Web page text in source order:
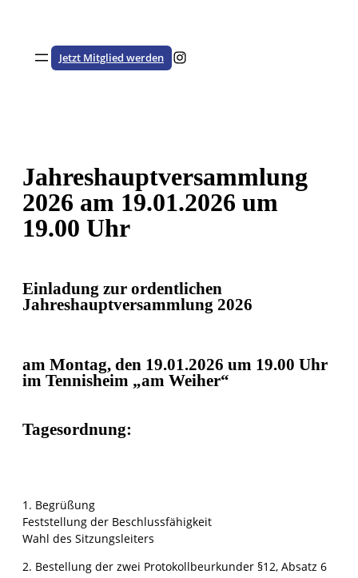
springen
Jetzt Mitglied werden Besuche den HSTV auf Instagram
Jahreshauptversammlung
2026 am 19.01.2026 um
19.00 Uhr
Einladung zur ordentlichen
Jahreshauptversammlung 2026
am Montag, den 19.01.2026 um 19.00 Uhr
im Tennisheim „am Weiher“
Tagesordnung:
1. Begrüßung
Feststellung der Beschlussfähigkeit
Wahl des Sitzungsleiters
2. Bestellung der zwei Protokollbeurkunder §12, Absatz 6